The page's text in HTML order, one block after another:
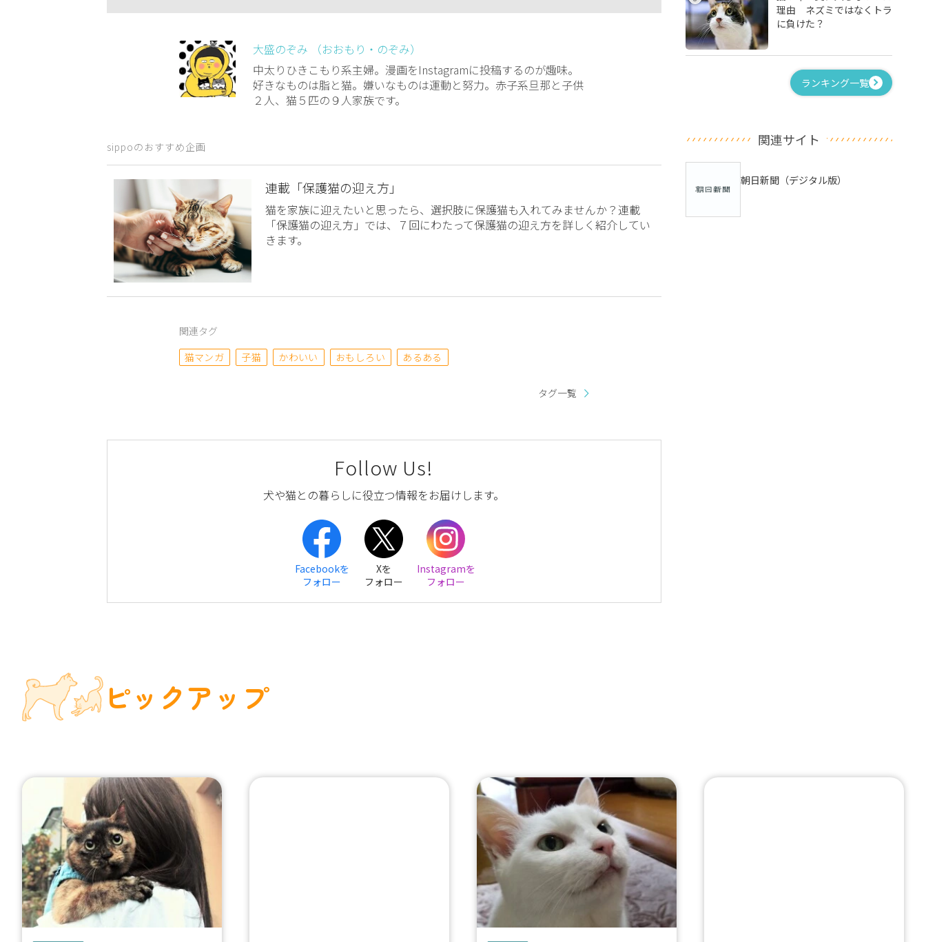
大盛のぞみ （おおもり・のぞみ）
中太りひきこもり系主婦。漫画をInstagramに投稿するのが趣味。
好きなものは脂と猫。嫌いなものは運動と努力。赤子系旦那と子供
２人、猫５匹の９人家族です。
sippoのおすすめ企画
連載「保護猫の迎え方」
猫を家族に迎えたいと思ったら、選択肢に保護猫も入れてみませんか？連載
「保護猫の迎え方」では、７回にわたって保護猫の迎え方を詳しく紹介してい
きます。
関連タグ
猫マンガ
子猫 かわいい おもしろい あるある
タグ一覧
Follow Us!
犬や猫との暮らしに役立つ情報をお届けします。
Facebookを
フォロー
Xを
フォロー
Instagramを
フォロー
理由 ネズミではなくトラ
に負けた？
ランキング一覧
関連サイト
朝日新聞（デジタル版）
ピックアップ